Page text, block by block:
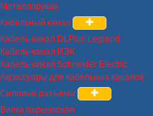
Металлорукав
Кабельный канал
Кабель-канал DLPlus Legrand
Кабель-канал ИЭК
Кабель-канал Schneider Electric
Аксессуары для кабельных каналов
Силовые разъемы
Вилка переносная